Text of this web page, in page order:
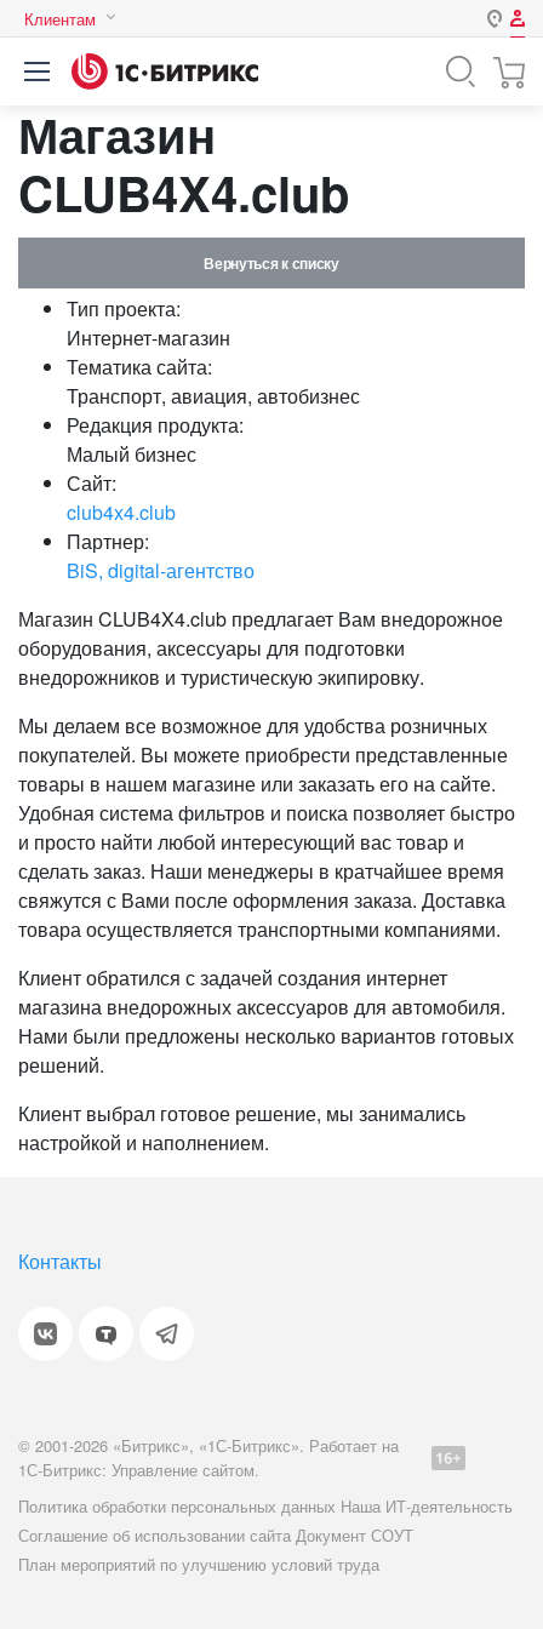
Клиентам
Авторизация
Логин
Пароль
Забыли свой пароль?
Магазин
CLUB4X4.club
Вернуться к списку
Тип проекта:
Интернет-магазин
Тематика сайта:
Транспорт, авиация, автобизнес
Редакция продукта:
Малый бизнес
Сайт:
club4x4.club
Партнер:
BiS, digital-агентство
Магазин CLUB4X4.club предлагает Вам внедорожное
оборудования, аксессуары для подготовки
внедорожников и туристическую экипировку.
Мы делаем все возможное для удобства розничных
покупателей. Вы можете приобрести представленные
товары в нашем магазине или заказать его на сайте.
Удобная система фильтров и поиска позволяет быстро
и просто найти любой интересующий вас товар и
сделать заказ. Наши менеджеры в кратчайшее время
свяжутся с Вами после оформления заказа. Доставка
товара осуществляется транспортными компаниями.
Клиент обратился с задачей создания интернет
магазина внедорожных аксессуаров для автомобиля.
Нами были предложены несколько вариантов готовых
решений.
Клиент выбрал готовое решение, мы занимались
настройкой и наполнением.
Контакты
© 2001-2026 «Битрикс», «1С-Битрикс». Работает на
1С-Битрикс: Управление сайтом.
Политика обработки персональных данных Наша ИТ-деятельность
Соглашение об использовании сайта Документ СОУТ
План мероприятий по улучшению условий труда